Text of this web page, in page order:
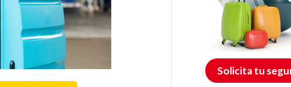
Solicita tu